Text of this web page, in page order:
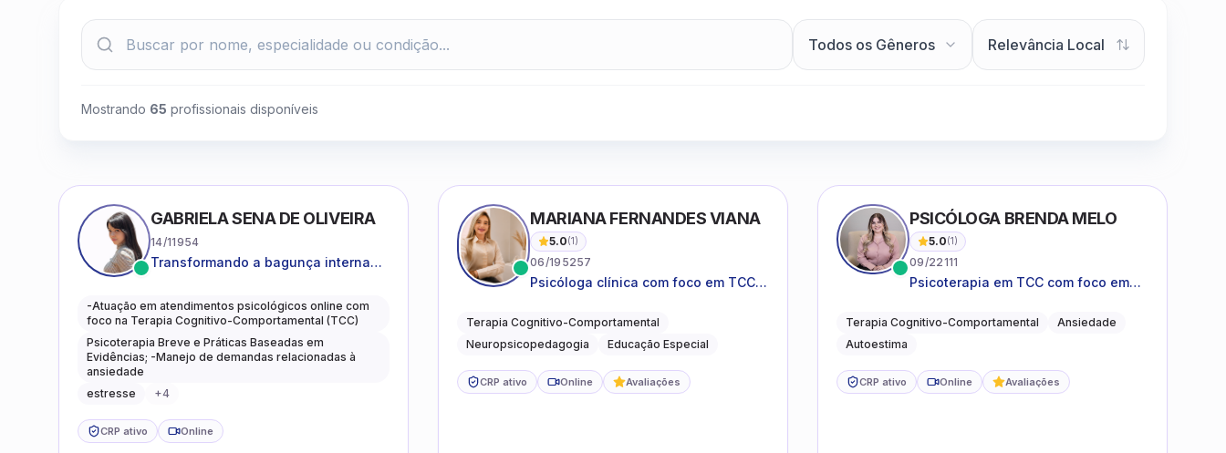
Mostrando 65 profissionais disponíveis
GABRIELA SENA DE OLIVEIRA
14/11954
Transformando a bagunça interna
leveza e caminhos mais gentis para
se viver.
-Atuação em atendimentos psicológicos online com
foco na Terapia Cognitivo-Comportamental (TCC)
Psicoterapia Breve e Práticas Baseadas em
Evidências; -Manejo de demandas relacionadas à
ansiedade
estresse
+4
CRP ativo Online
MARIANA FERNANDES VIANA
5.0(1)
06/195257
Psicóloga clínica com foco em TCC,
acompanhamento do
neurodesenvolvimento.
Terapia Cognitivo-Comportamental
Neuropsicopedagogia
Educação Especial
CRP ativo Online Avaliações
PSICÓLOGA BRENDA MELO
5.0(1)
09/22111
Psicoterapia em TCC com foco em
práticas para o cotidiano
Terapia Cognitivo-Comportamental
Ansiedade
Autoestima
CRP ativo Online Avaliações